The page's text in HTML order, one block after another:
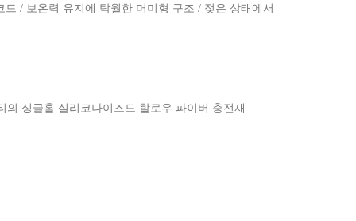
/ 보온력 유지에 탁월한 머미형 구조 / 젖은 상태에서
싱글홀 실리코나이즈드 할로우 파이버 충전재